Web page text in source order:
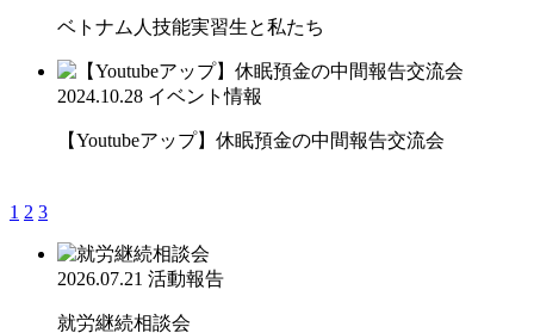
ベトナム人技能実習生と私たち
2024.10.28 イベント情報
【Youtubeアップ】休眠預金の中間報告交流会
1 2 3
2026.07.21 活動報告
就労継続相談会